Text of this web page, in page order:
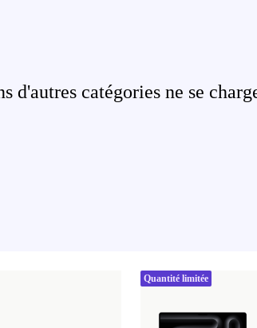
d'autres catégories ne se
Quantité limitée